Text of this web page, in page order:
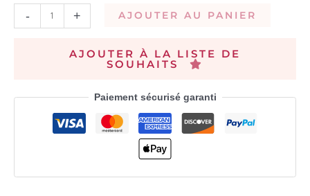
- + AJOUTER AU PANIER
AJOUTER À LA LISTE DE
SOUHAITS
Paiement sécurisé garanti